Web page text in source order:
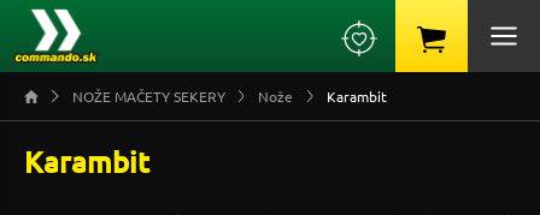
NOŽE MAČETY SEKERY Nože Karambit
Karambit